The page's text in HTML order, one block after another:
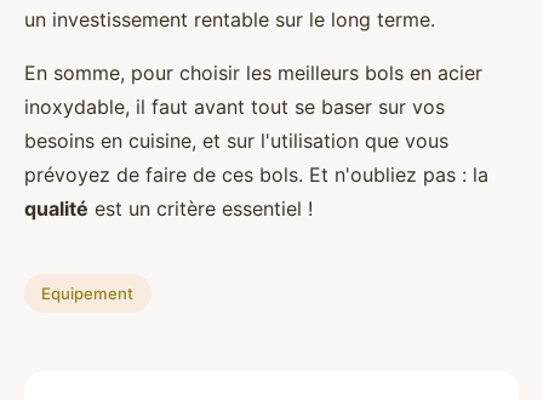
un investissement rentable sur le long terme.
En somme, pour choisir les meilleurs bols en acier
inoxydable, il faut avant tout se baser sur vos
besoins en cuisine, et sur l'utilisation que vous
prévoyez de faire de ces bols. Et n'oubliez pas : la
qualité est un critère essentiel !
Equipement